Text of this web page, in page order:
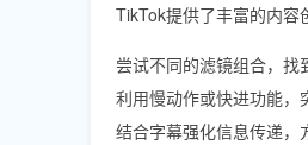
TikTok提供了丰富的内容
尝试不同的滤镜组合，找
利用慢动作或快进功能，
结合字幕强化信息传递，